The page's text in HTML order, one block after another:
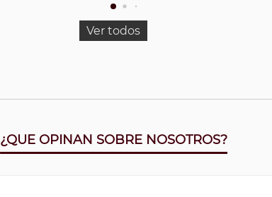
Ver todos
¿QUE OPINAN SOBRE NOSOTROS?